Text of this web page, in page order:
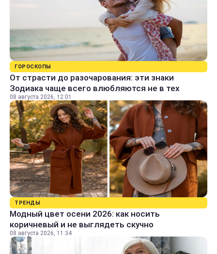
ГОРОСКОПЫ
От страсти до разочарования: эти знаки
Зодиака чаще всего влюбляются не в тех
08 августа 2026, 12:01
ТРЕНДЫ
Модный цвет осени 2026: как носить
коричневый и не выглядеть скучно
08 августа 2026, 11:34